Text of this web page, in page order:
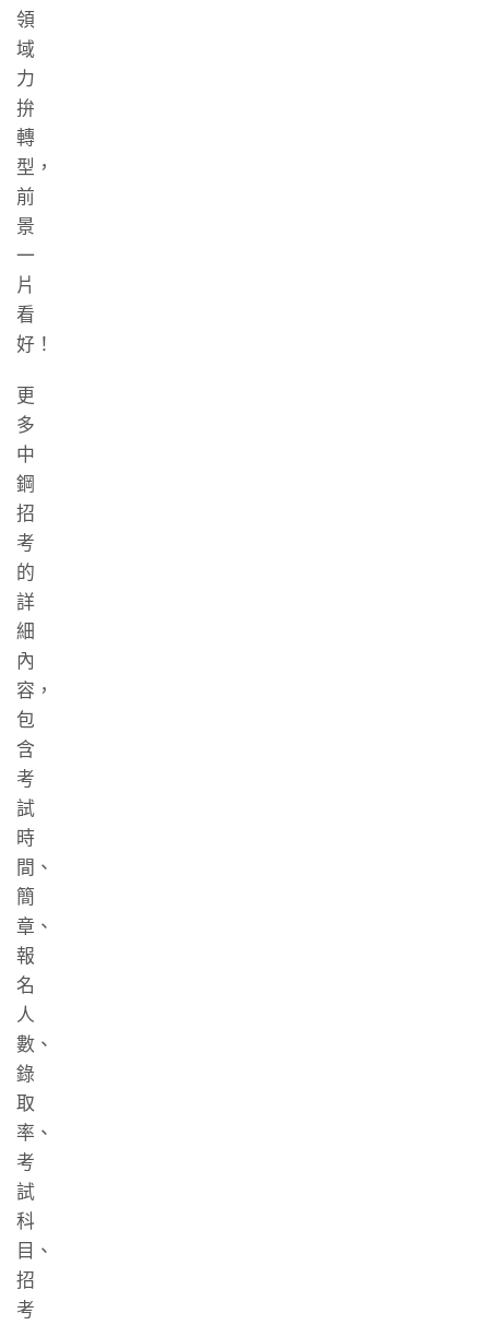
領
域
力
拚
轉
型，
前
景
一
片
看
好！
更
多
中
鋼
招
考
的
詳
細
內
容，
包
含
考
試
時
間、
簡
章、
報
名
人
數、
錄
取
率、
考
試
科
目、
招
考